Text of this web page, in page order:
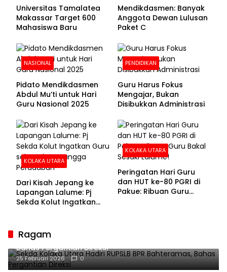
Universitas Tamalatea
Makassar Target 600
Mahasiswa Baru
Mendikdasmen: Banyak
Anggota Dewan Lulusan
Paket C
NASIONAL
Pidato Mendikdasmen
Abdul Mu’ti untuk Hari
Guru Nasional 2025
PENDIDIKAN
Guru Harus Fokus
Mengajar, Bukan
Disibukkan Administrasi
KOLAKA UTARA
Dari Kisah Jepang ke
Lapangan Lalume: Pj
Sekda Kolut Ingatkan
KOLAKA UTARA
Peringatan Hari Guru
dan HUT ke-80 PGRI di
Pakue: Ribuan Guru
Ragam
Sekda Kolaka Utara Hadiri RUPSLB BPR Bahteramas,
Bahas Pergantian Direksi
25 Februari 2026 0